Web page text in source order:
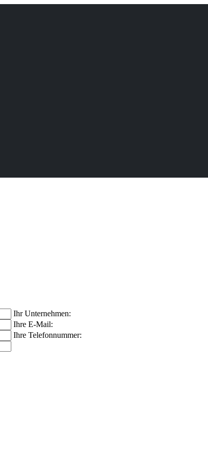
Ihr Unternehmen:
Ihre E-Mail:
Ihre Telefonnummer: